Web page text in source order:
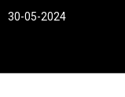
30-05-2024